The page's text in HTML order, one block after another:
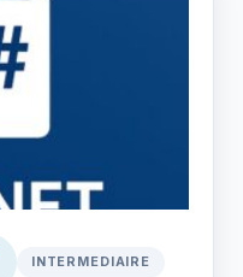
INTERMEDIAIRE